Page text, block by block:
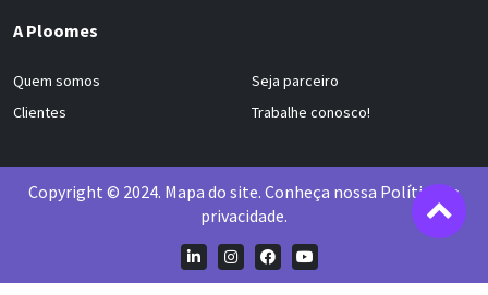
A Ploomes
Quem somos
Clientes
Seja parceiro
Trabalhe conosco!
Copyright © 2024. Mapa do site. Conheça nossa Política de
privacidade.